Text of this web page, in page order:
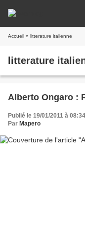
Accueil » litterature italienne
litterature
Alberto Ongaro :
Publié le 19/01/2011 à 08:34
Par Mapero